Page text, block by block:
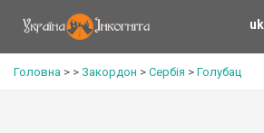
uk
Головна > > Закордон > Сербія > Голубац